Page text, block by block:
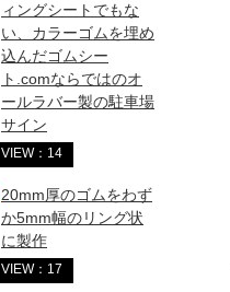
ィングシートでもな
い、カラーゴムを埋め
込んだゴムシー
ト.comならではのオ
ールラバー製の駐車場
サイン
VIEW：14
20mm厚のゴムをわず
か5mm幅のリング状
に製作
VIEW：17